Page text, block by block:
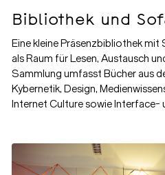
Bibliothek und
Eine kleine Präsenzbibliothek
als Raum für Lesen, Austausch
Sammlung umfasst Bücher aus
Kybernetik, Design,
Internet Culture sowie Interface-